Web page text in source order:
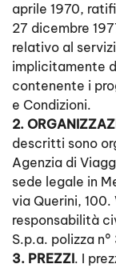
aprile 1970,
27 dicembre
relativo al
implicitamente
contenente i
e Condizioni.
2.
descritti sono
Agenzia di
sede legale in
via Querini,
responsabilità
S.p.a. polizza
3. PREZZI. I